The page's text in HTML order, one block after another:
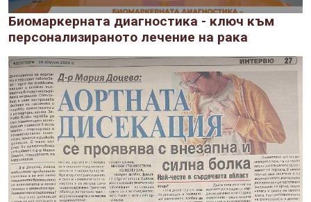
Биомаркерната диагностика - ключ към
персонализираното лечение на рака